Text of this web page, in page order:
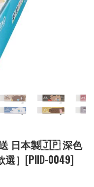
送 日本製🇯🇵 深色
選］[PIID-0049]